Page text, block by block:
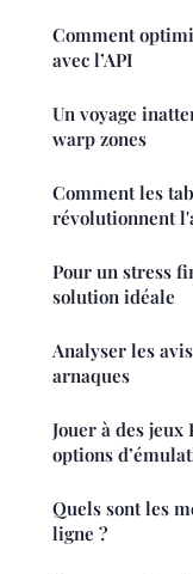
Comment
avec l’API
Un voyage
warp zones
Comment les
révolutionnent
Pour un stress
solution idéale
Analyser les
arnaques
Jouer à des jeux
options
Quels sont les
ligne ?